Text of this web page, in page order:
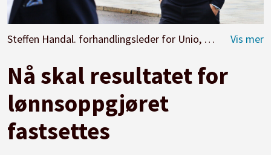
Steffen Handal. forhandlingsleder for Unio, titter bort mot forhandlingsleder i KS, Tor Arne Gangsø under forhandlingene i mellomoppgjøret i vår. Nå møtes partene hos Rikslønnsnemnda.
Nå skal resultatet for
lønnsoppgjøret
fastsettes